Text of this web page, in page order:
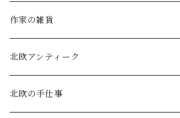
atelier naruse (ﾌｫｰﾏﾙ)
MAGALI
Gauze#
小鹿田焼の器
中川紀夫(器)
斉藤幸代（器）
コーヒーの道具
鳥越の竹細工(岩手)
わら細工たくぼ(宮崎)
作家の雑貨
habotan
幸生窯
北欧アンティーク
ARABIA・iittala
北欧の手仕事